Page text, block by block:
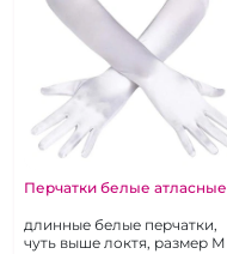
Перчатки белые атласные
длинные белые перчатки,
чуть выше локтя, размер М